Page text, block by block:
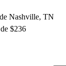
Nashville, TN
$236